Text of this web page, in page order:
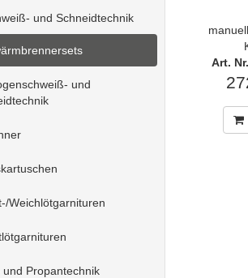
und Schneidtechnik
und
Weichlötgarnituren
und Propantechnik
Art.